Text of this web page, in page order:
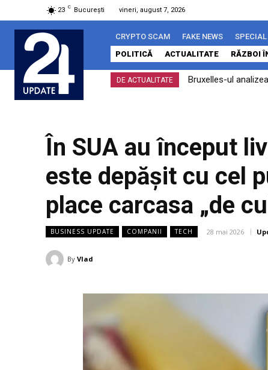
23 C București vineri, august 7, 2026
CRYPTO SCAM FAKE NEWS
POLITICĂ
ACTUALITATE RĂZBOI
DE ACTUALITATE
Bruxelles-ul
ÎCCJ dă undă
În SUA au început
este depășit cu cel
place carcasa „de
BUSINESS UPDATE COMPANII TECH 28 mai 2026
By Vlad